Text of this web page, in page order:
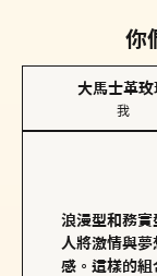
你
大馬士革玫
我
浪漫型和務實
人將激情與
感。這樣的組